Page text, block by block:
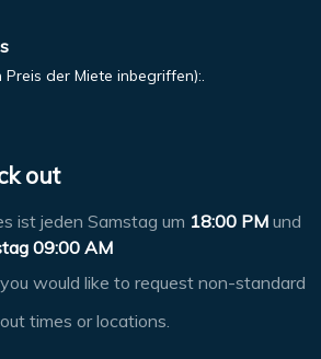
der Miete inbegriffen):.
out
ist jeden Samstag um 18:00 PM und
09:00 AM
would like to request non-standard
times or locations.